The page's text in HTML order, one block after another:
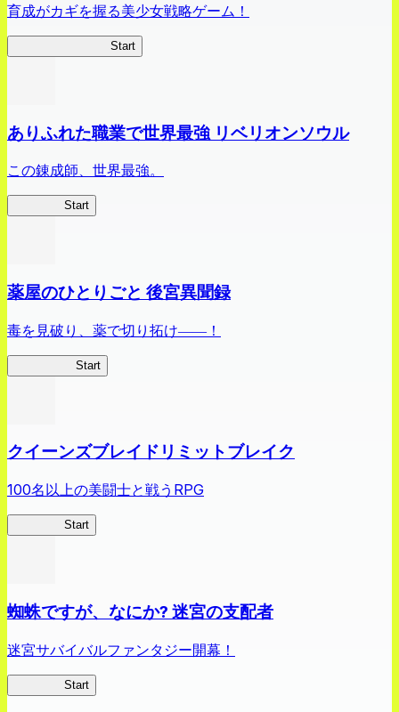
育成がカギを握る美少女戦略ゲーム！
Start
ありふれた職業で世界最強 リベリオンソウル
この錬成師、世界最強。
Start
薬屋のひとりごと 後宮異聞録
毒を見破り、薬で切り拓け――！
Start
クイーンズブレイドリミットブレイク
100名以上の美闘士と戦うRPG
Start
蜘蛛ですが、なにか? 迷宮の支配者
迷宮サバイバルファンタジー開幕！
Start